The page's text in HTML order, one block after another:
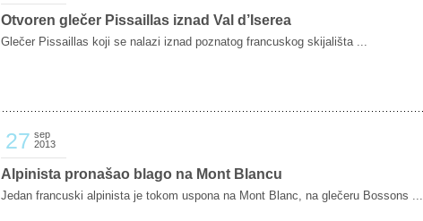
Otvoren glečer Pissaillas iznad Val d’Iserea
Glečer Pissaillas koji se nalazi iznad poznatog francuskog skijališta ...
27 sep
2013
Alpinista pronašao blago na Mont Blancu
Jedan francuski alpinista je tokom uspona na Mont Blanc, na glečeru Bossons ...